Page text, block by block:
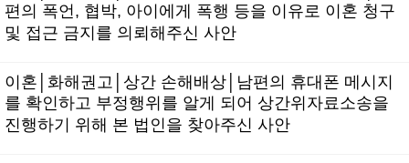
편의 폭언, 협박, 아이에게 폭행 등을 이유로 이혼 청구
및 접근 금지를 의뢰해주신 사안
이혼│화해권고│상간 손해배상│남편의 휴대폰 메시지
를 확인하고 부정행위를 알게 되어 상간위자료소송을
진행하기 위해 본 법인을 찾아주신 사안